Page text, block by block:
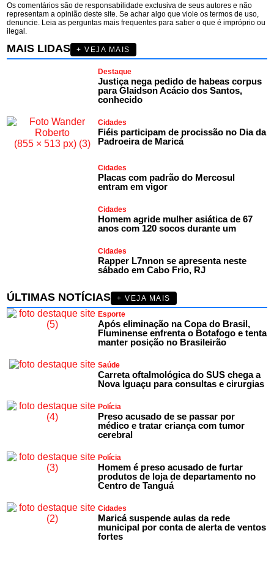
Os comentários são de responsabilidade exclusiva de seus autores e não
representam a opinião deste site. Se achar algo que viole os termos de uso,
denuncie. Leia as perguntas mais frequentes para saber o que é impróprio ou
ilegal.
MAIS LIDAS + VEJA MAIS
Destaque
Justiça nega pedido de habeas corpus
para Glaidson Acácio dos Santos,
conhecido
Cidades
Fiéis participam de procissão no Dia da
Padroeira de Maricá
Cidades
Placas com padrão do Mercosul
entram em vigor
Cidades
Homem agride mulher asiática de 67
anos com 120 socos durante um
Cidades
Rapper L7nnon se apresenta neste
sábado em Cabo Frio, RJ
ÚLTIMAS NOTÍCIAS
+ VEJA MAIS
Esporte
Após eliminação na Copa do Brasil,
Fluminense enfrenta o Botafogo e tenta
manter posição no Brasileirão
Saúde
Carreta oftalmológica do SUS chega a
Nova Iguaçu para consultas e cirurgias
Polícia
Preso acusado de se passar por
médico e tratar criança com tumor
cerebral
Polícia
Homem é preso acusado de furtar
produtos de loja de departamento no
Centro de Tanguá
Cidades
Maricá suspende aulas da rede
municipal por conta de alerta de ventos
fortes